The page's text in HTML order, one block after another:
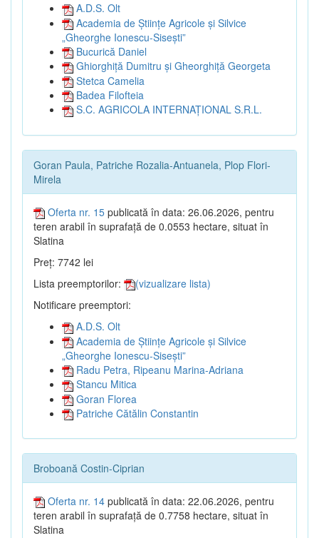
A.D.S. Olt
Academia de Științe Agricole și Silvice
„Gheorghe Ionescu-Sisești”
Bucurică Daniel
Ghiorghiță Dumitru și Gheorghiță Georgeta
Stetca Camelia
Badea Filofteia
S.C. AGRICOLA INTERNAȚIONAL S.R.L.
Goran Paula, Patriche Rozalia-Antuanela, Plop Flori-
Mirela
Oferta nr. 15 publicată în data: 26.06.2026, pentru
teren arabil în suprafață de 0.0553 hectare, situat în
Slatina
Preț: 7742 lei
Lista preemptorilor:
(vizualizare lista)
Notificare preemptori:
A.D.S. Olt
Academia de Științe Agricole și Silvice
„Gheorghe Ionescu-Sisești”
Radu Petra, Ripeanu Marina-Adriana
Stancu Mitica
Goran Florea
Patriche Cătălin Constantin
Broboană Costin-Ciprian
Oferta nr. 14 publicată în data: 22.06.2026, pentru
teren arabil în suprafață de 0.7758 hectare, situat în
Slatina